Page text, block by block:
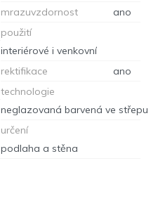
mrazuvzdornost
ano
použití
interiérové i venkovní
rektifikace
ano
technologie
neglazovaná barvená ve střepu
určení
podlaha a stěna